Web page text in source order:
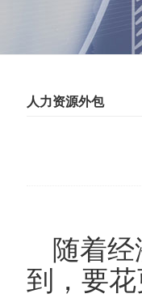
人力资源外包
随着
到，要